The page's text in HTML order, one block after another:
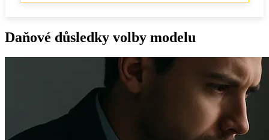
Daňové důsledky volby modelu